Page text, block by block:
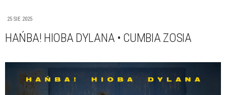
25 SIE 2025
HAŃBA! HIOBA DYLANA • CUMBIA ZOSIA